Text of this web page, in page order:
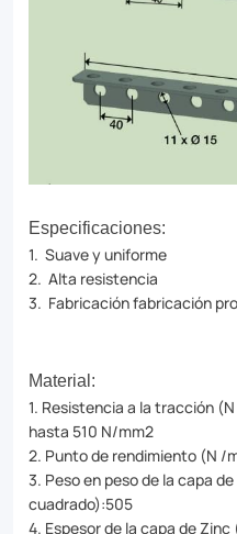
Especificaciones:
1. Suave y uniforme
2. Alta resistencia
3. Fabricación fabricación
Material:
1. Resistencia a la tracción
hasta 510 N/mm2
2. Punto de rendimiento (N /
3. Peso en peso de la capa
cuadrado):505
4. Espesor de la capa de